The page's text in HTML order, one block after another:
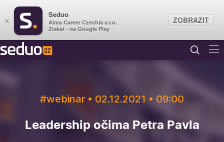
#webinar • 02.12.2021 • 09:00
Leadership očima Petra Pavla
×
Seduo
Alma Career Czechia s.r.o.
Získat - na Google Play
ZOBRAZIT